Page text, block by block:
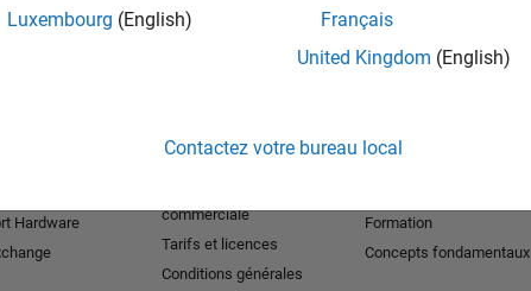
Luxembourg (English)
Français
United Kingdom (English)
Contactez votre bureau local
Hardware
commerciale
Tarifs et licences
Conditions générales
Formation
Concepts fondamentaux